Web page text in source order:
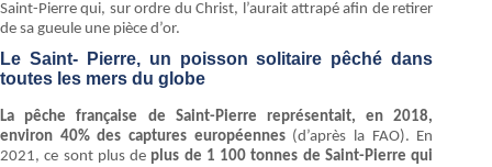
Saint-Pierre qui, sur ordre du Christ, l’aurait attrapé afin de retirer
de sa gueule une pièce d’or.
Le Saint- Pierre, un poisson solitaire pêché dans
toutes les mers du globe
La pêche française de Saint-Pierre représentait, en 2018,
environ 40% des captures européennes (d’après la FAO). En
2021, ce sont plus de plus de 1 100 tonnes de Saint-Pierre qui